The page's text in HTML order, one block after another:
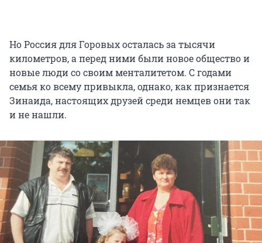
Но Россия для Горовых осталась за тысячи
километров, а перед ними были новое общество и
новые люди со своим менталитетом. С годами
семья ко всему привыкла, однако, как признается
Зинаида, настоящих друзей среди немцев они так
и не нашли.